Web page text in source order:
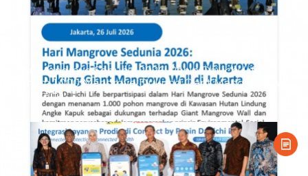
Hari Mangrove Sedunia 2026: Panin Dai-ichi Life
Tanam 1.000 Mangrove Dukung Giant Mangrove Wall
di Jakarta